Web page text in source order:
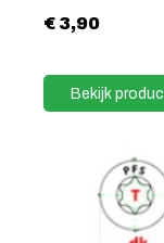
€3,90
Bekijk